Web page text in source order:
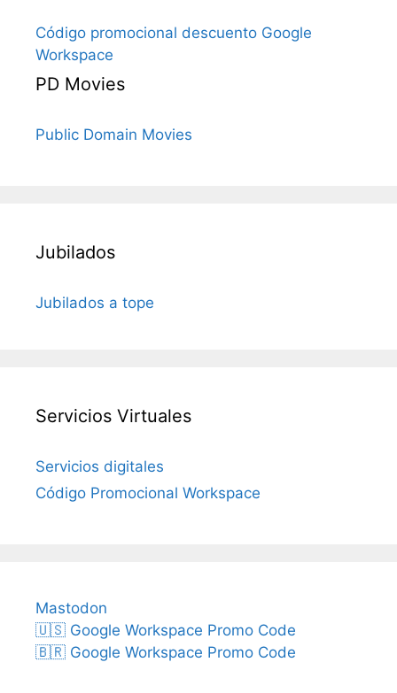
Código promocional descuento Google
Workspace
PD Movies
Public Domain Movies
Jubilados
Jubilados a tope
Servicios Virtuales
Servicios digitales
Código Promocional Workspace
Mastodon
🇺🇸 Google Workspace Promo Code
🇧🇷 Google Workspace Promo Code